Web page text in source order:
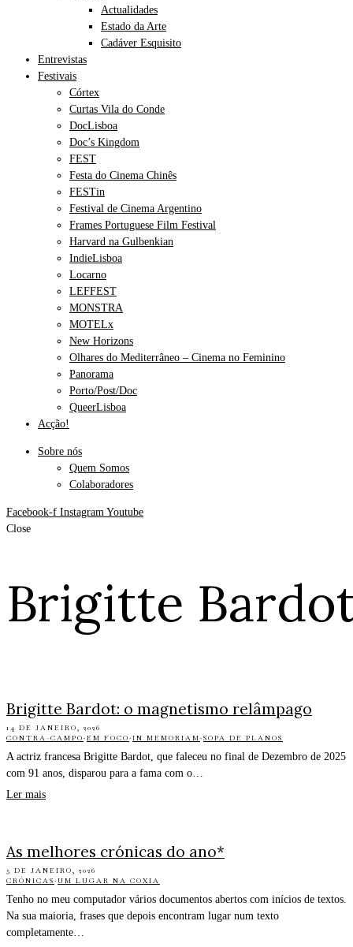
Actualidades
Estado da Arte
Cadáver Esquisito
Entrevistas
Festivais
Córtex
Curtas Vila do Conde
DocLisboa
Doc’s Kingdom
FEST
Festa do Cinema Chinês
FESTin
Festival de Cinema Argentino
Frames Portuguese Film Festival
Harvard na Gulbenkian
IndieLisboa
Locarno
LEFFEST
MONSTRA
MOTELx
New Horizons
Olhares do Mediterrâneo – Cinema no Feminino
Panorama
Porto/Post/Doc
QueerLisboa
Acção!
Sobre nós
Quem Somos
Colaboradores
Facebook-f Instagram Youtube
Close
Brigitte
Brigitte Bardot: o magnetismo relâmpago
14 DE JANEIRO, 2026
CONTRA-CAMPO·EM FOCO·IN MEMORIAM·SOPA DE PLANOS
A actriz francesa Brigitte Bardot, que faleceu no final de Dezembro de 2025
com 91 anos, disparou para a fama com o…
Ler mais
As melhores crónicas do ano*
5 DE JANEIRO, 2026
CRÓNICAS·UM LUGAR NA COXIA
Tenho no meu computador vários documentos abertos com inícios de textos.
Na sua maioria, frases que depois encontram lugar num texto
completamente…